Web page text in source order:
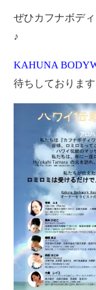
ぜひカフナボデ
♪
KAHUNA
待ちしております